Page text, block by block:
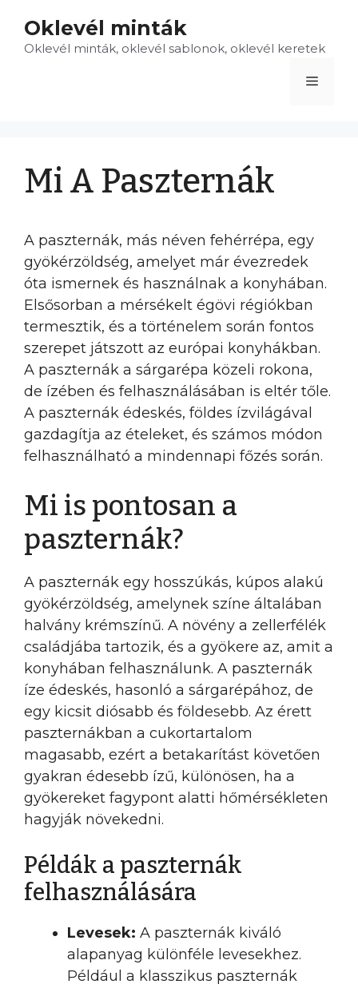
tartalomba
Oklevél minták
Oklevél minták, oklevél sablonok, oklevél keretek
Menü
Mi A Paszternák
A paszternák, más néven fehérrépa, egy
gyökérzöldség, amelyet már évezredek
óta ismernek és használnak a konyhában.
Elsősorban a mérsékelt égövi régiókban
termesztik, és a történelem során fontos
szerepet játszott az európai konyhákban.
A paszternák a sárgarépa közeli rokona,
de ízében és felhasználásában is eltér tőle.
A paszternák édeskés, földes ízvilágával
gazdagítja az ételeket, és számos módon
felhasználható a mindennapi főzés során.
Mi is pontosan a
paszternák?
A paszternák egy hosszúkás, kúpos alakú
gyökérzöldség, amelynek színe általában
halvány krémszínű. A növény a zellerfélék
családjába tartozik, és a gyökere az, amit a
konyhában felhasználunk. A paszternák
íze édeskés, hasonló a sárgarépához, de
egy kicsit diósabb és földesebb. Az érett
paszternákban a cukortartalom
magasabb, ezért a betakarítást követően
gyakran édesebb ízű, különösen, ha a
gyökereket fagypont alatti hőmérsékleten
hagyják növekedni.
Példák a paszternák
felhasználására
Levesek: A paszternák kiváló
alapanyag különféle levesekhez.
Például a klasszikus paszternák